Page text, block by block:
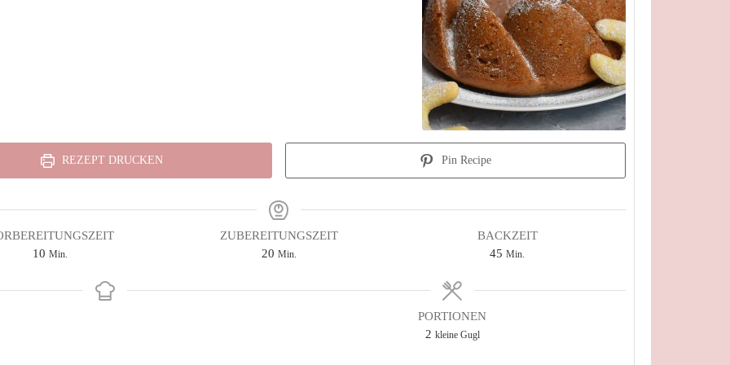
REZEPT DRUCKEN Pin Recipe
10Minuten
Min.
ZUBEREITUNGSZEIT
20Minuten
Min.
BACKZEIT
45 Minuten
Min.
PORTIONEN
2 kleine Gugl